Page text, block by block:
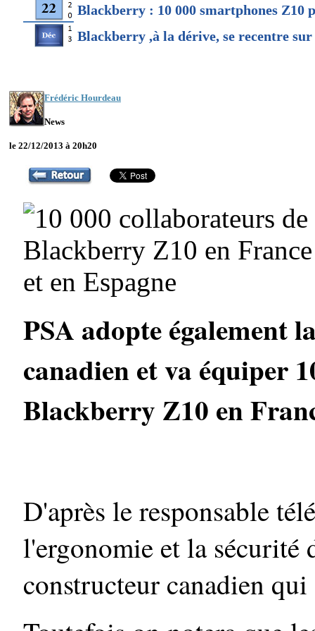
Blackberry : 10 000 smartphones Z10
Blackberry ,à la dérive, se recentre
Frédéric Hourdeau
News
le 22/12/2013 à 20h20
PSA adopte également
canadien et va équiper
Blackberry Z10 en
D'après le responsable
l'ergonomie et la sécurité
constructeur canadien